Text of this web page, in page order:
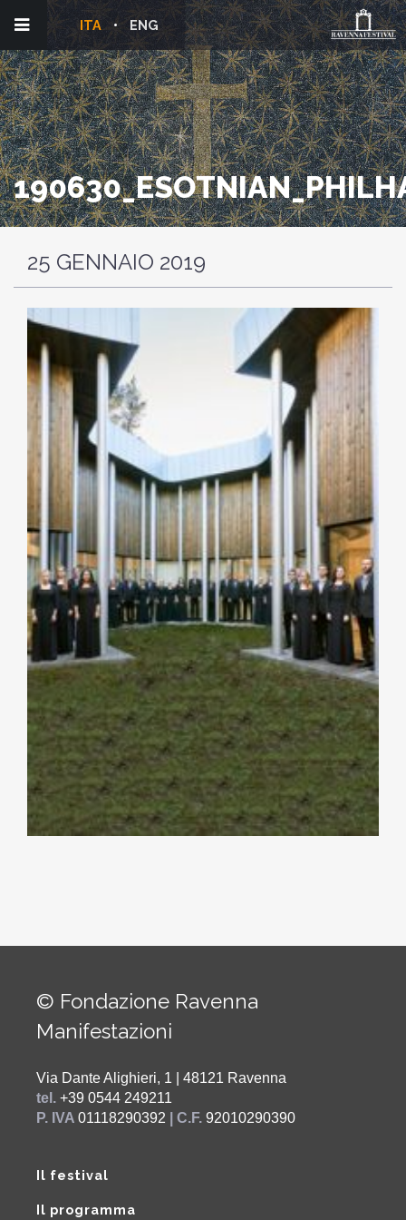
ENG
ITA
25 GENNAIO 2019
© Fondazione Ravenna
Manifestazioni
Via Dante Alighieri, 1 | 48121 Ravenna
tel. +39 0544 249211
P. IVA 01118290392 | C.F. 92010290390
Il festival
Il programma